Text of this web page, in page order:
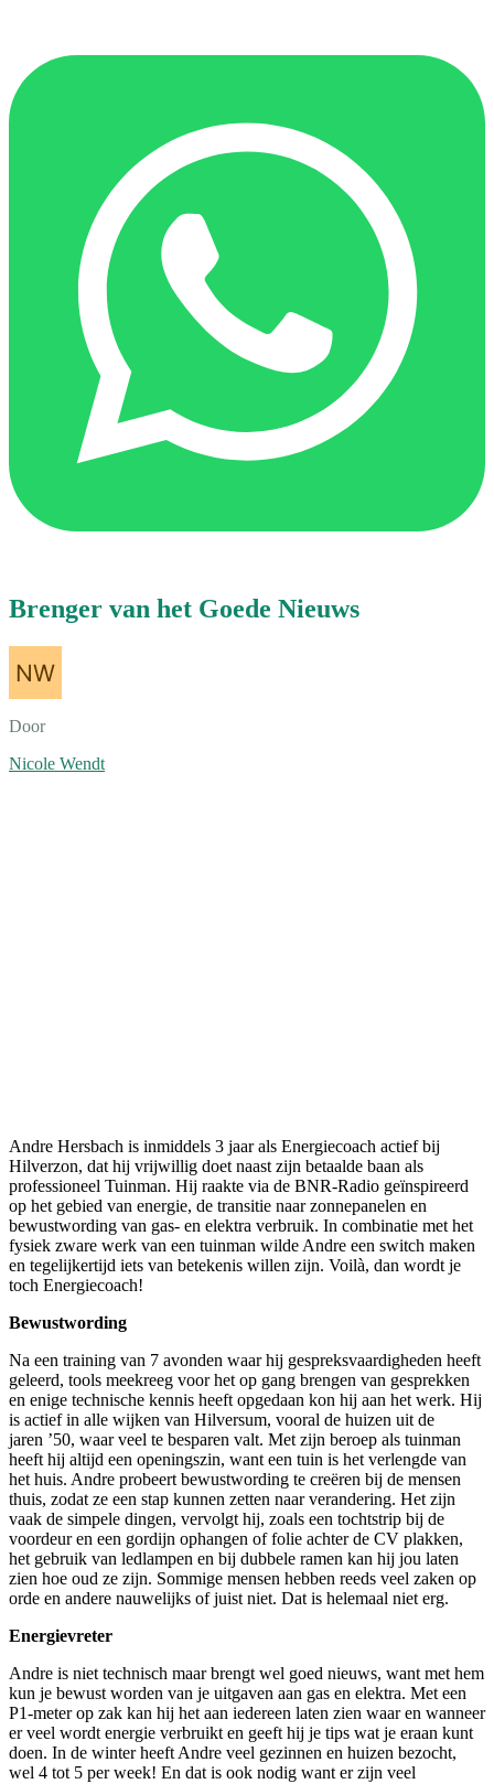
Brenger van het Goede Nieuws
Door
Nicole Wendt
Andre Hersbach is inmiddels 3 jaar als Energiecoach actief bij
Hilverzon, dat hij vrijwillig doet naast zijn betaalde baan als
professioneel Tuinman. Hij raakte via de BNR-Radio geïnspireerd
op het gebied van energie, de transitie naar zonnepanelen en
bewustwording van gas- en elektra verbruik. In combinatie met het
fysiek zware werk van een tuinman wilde Andre een switch maken
en tegelijkertijd iets van betekenis willen zijn. Voilà, dan wordt je
toch Energiecoach!
Bewustwording
Na een training van 7 avonden waar hij gespreksvaardigheden heeft
geleerd, tools meekreeg voor het op gang brengen van gesprekken
en enige technische kennis heeft opgedaan kon hij aan het werk. Hij
is actief in alle wijken van Hilversum, vooral de huizen uit de
jaren ’50, waar veel te besparen valt. Met zijn beroep als tuinman
heeft hij altijd een openingszin, want een tuin is het verlengde van
het huis. Andre probeert bewustwording te creëren bij de mensen
thuis, zodat ze een stap kunnen zetten naar verandering. Het zijn
vaak de simpele dingen, vervolgt hij, zoals een tochtstrip bij de
voordeur en een gordijn ophangen of folie achter de CV plakken,
het gebruik van ledlampen en bij dubbele ramen kan hij jou laten
zien hoe oud ze zijn. Sommige mensen hebben reeds veel zaken op
orde en andere nauwelijks of juist niet. Dat is helemaal niet erg.
Energievreter
Andre is niet technisch maar brengt wel goed nieuws, want met hem
kun je bewust worden van je uitgaven aan gas en elektra. Met een
P1-meter op zak kan hij het aan iedereen laten zien waar en wanneer
er veel wordt energie verbruikt en geeft hij je tips wat je eraan kunt
doen. In de winter heeft Andre veel gezinnen en huizen bezocht,
wel 4 tot 5 per week! En dat is ook nodig want er zijn veel